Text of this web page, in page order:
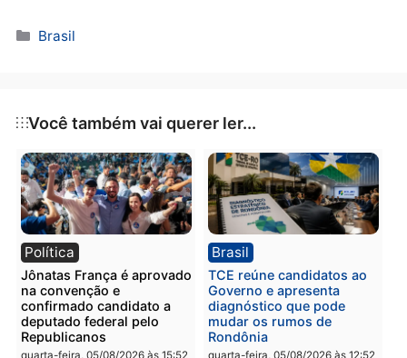
crescimento de 92,2% de outubro a dezembro de
meses seguidos de queda, com acumulado de -8,9%
nesse período.
Publicidade
Categorias
Brasil